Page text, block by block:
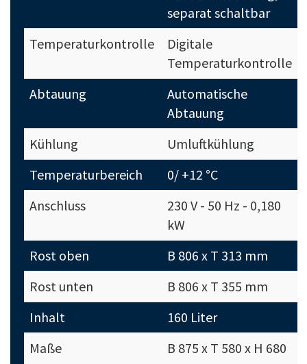
separat schaltbar
Temperaturkontrolle
Digitale
Temperaturkontrolle
Abtauung
Automatische
Abtauung
Kühlung
Umluftkühlung
Temperaturbereich
0/ +12 °C
Anschluss
230 V - 50 Hz - 0,180
kW
Rost oben
B 806 x T 313 mm
Rost unten
B 806 x T 355 mm
Inhalt
160 Liter
Maße
B 875 x T 580 x H 680